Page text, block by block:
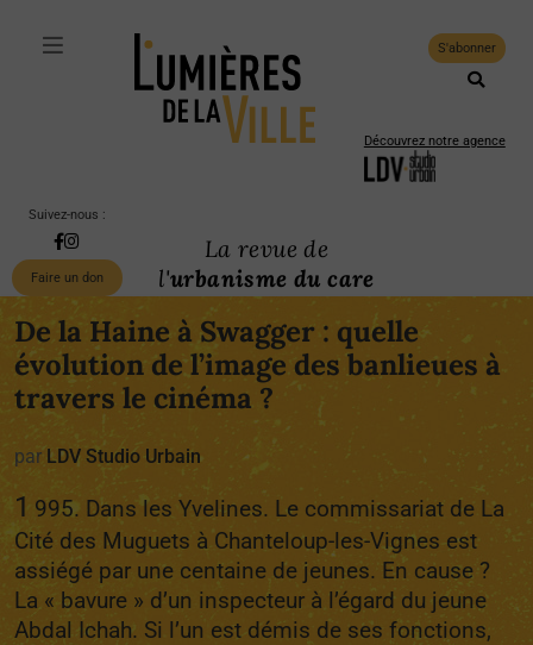
S'abonner
Découvrez notre agence
Suivez-nous :
Faire un don
La revue de
l'urbanisme du care
De la Haine à Swagger : quelle
évolution de l’image des banlieues à
travers le cinéma ?
par LDV Studio Urbain
1 995. Dans les Yvelines. Le commissariat de La
Cité des Muguets à Chanteloup-les-Vignes est
assiégé par une centaine de jeunes. En cause ?
La « bavure » d’un inspecteur à l’égard du jeune
Abdal Ichah. Si l’un est démis de ses fonctions,